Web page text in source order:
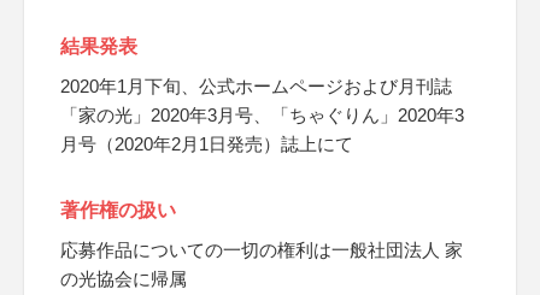
結果発表
2020年1月下旬、公式ホームページおよび月刊誌
「家の光」2020年3月号、「ちゃぐりん」2020年3
月号（2020年2月1日発売）誌上にて
著作権の扱い
応募作品についての一切の権利は一般社団法人 家
の光協会に帰属